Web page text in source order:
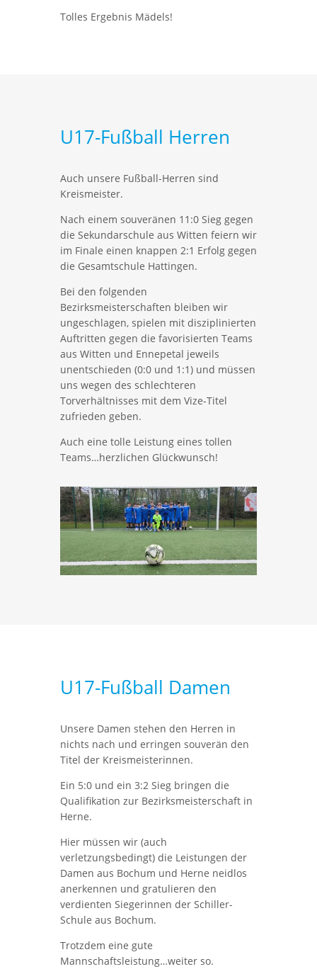
Tolles Ergebnis Mädels!
U17-Fußball Herren
Auch unsere Fußball-Herren sind
Kreismeister.
Nach einem souveränen 11:0 Sieg gegen
die Sekundarschule aus Witten feiern wir
im Finale einen knappen 2:1 Erfolg gegen
die Gesamtschule Hattingen.
Bei den folgenden
Bezirksmeisterschaften bleiben wir
ungeschlagen, spielen mit disziplinierten
Auftritten gegen die favorisierten Teams
aus Witten und Ennepetal jeweils
unentschieden (0:0 und 1:1) und müssen
uns wegen des schlechteren
Torverhältnisses mit dem Vize-Titel
zufrieden geben.
Auch eine tolle Leistung eines tollen
Teams…herzlichen Glückwunsch!
U17-Fußball Damen
Unsere Damen stehen den Herren in
nichts nach und erringen souverän den
Titel der Kreismeisterinnen.
Ein 5:0 und ein 3:2 Sieg bringen die
Qualifikation zur Bezirksmeisterschaft in
Herne.
Hier müssen wir (auch
verletzungsbedingt) die Leistungen der
Damen aus Bochum und Herne neidlos
anerkennen und gratulieren den
verdienten Siegerinnen der Schiller-
Schule aus Bochum.
Trotzdem eine gute
Mannschaftsleistung…weiter so.